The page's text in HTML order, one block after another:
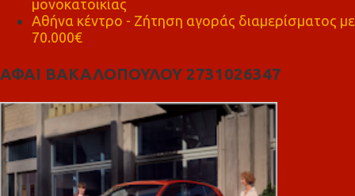
μονοκατοικίας
Αθήνα κέντρο - Ζήτηση αγοράς διαμερίσματος με
70.000€
ΑΦΑΙ ΒΑΚΑΛΟΠΟΥΛΟΥ 2731026347